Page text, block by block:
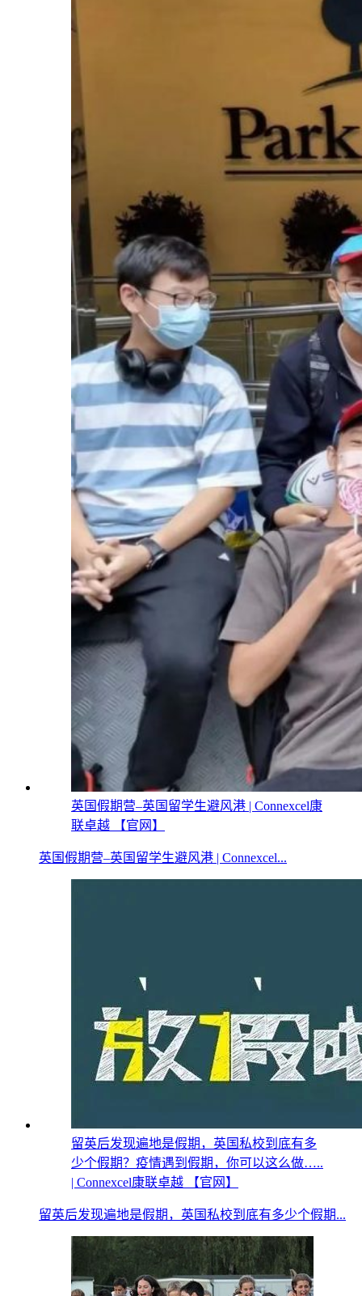
英国假期营–英国留学生避风港 | Connexcel康
联卓越 【官网】
英国假期营–英国留学生避风港 | Connexcel...
留英后发现遍地是假期，英国私校到底有多
少个假期？疫情遇到假期，你可以这么做…..
| Connexcel康联卓越 【官网】
留英后发现遍地是假期，英国私校到底有多少个假期...